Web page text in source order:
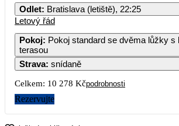
7 849 8 429
5
16 159
6
8 069
7 8 9
12 13 14
19 20 21 22 23
Odlet: Bratislava (letiště), 22:25
Letový řád
Pokoj: Pokoj standard se dvěma lůžky s balkonem nebo
terasou
Strava: snídaně
Celkem: 10 278 Kčpodrobnosti
Rezervujte